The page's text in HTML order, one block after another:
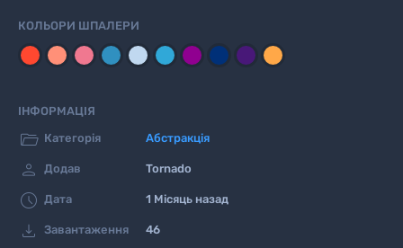
КОЛЬОРИ ШПАЛЕРИ
ІНФОРМАЦІЯ
 Категорія Aбстракція
 Додав Tornado
 Дата 1 Місяць назад
 Завантаження 46